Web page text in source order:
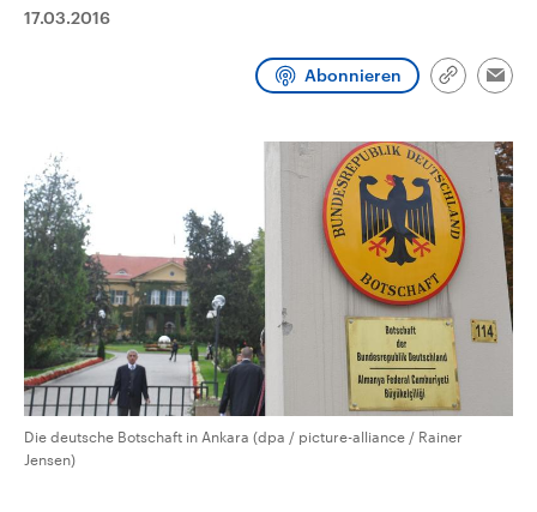
17.03.2016
Abonnieren
Link
Die deutsche Botschaft in Ankara (dpa / picture-alliance / Rainer
Jensen)